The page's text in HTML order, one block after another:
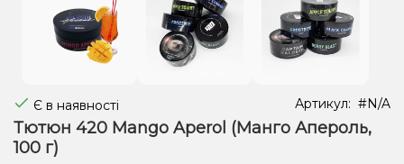
Є в наявності Артикул: #N/A
Тютюн 420 Mango Aperol (Манго Апероль,
100 г)